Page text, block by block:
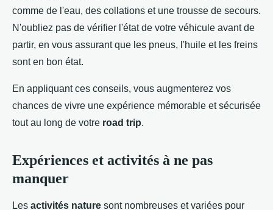
comme de l'eau, des collations et une trousse de secours.
N'oubliez pas de vérifier l'état de votre véhicule avant de
partir, en vous assurant que les pneus, l'huile et les freins
sont en bon état.
En appliquant ces conseils, vous augmenterez vos
chances de vivre une expérience mémorable et sécurisée
tout au long de votre road trip.
Expériences et activités à ne pas
manquer
Les activités nature sont nombreuses et variées pour